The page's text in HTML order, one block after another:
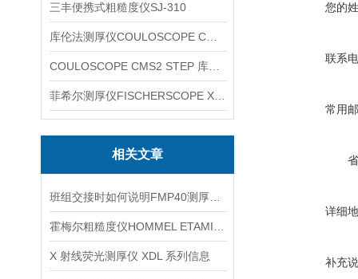
三丰便携式粗糙度仪SJ-310
相关文章
X 射线荧光测厚仪 XDL 系列信息
您的
联系
常用
详细
补充